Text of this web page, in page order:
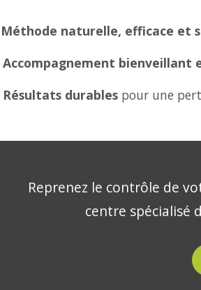
Méthode naturelle, efficace et
Accompagnement bienveillant
Résultats durables pour une
Reprenez le contrôle de
centre spécialisé